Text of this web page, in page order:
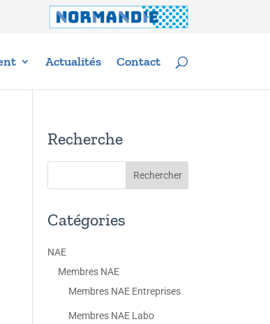
Actualités Contact
Recherche
Catégories
NAE
Membres NAE
Membres NAE Entreprises
Membres NAE Labo